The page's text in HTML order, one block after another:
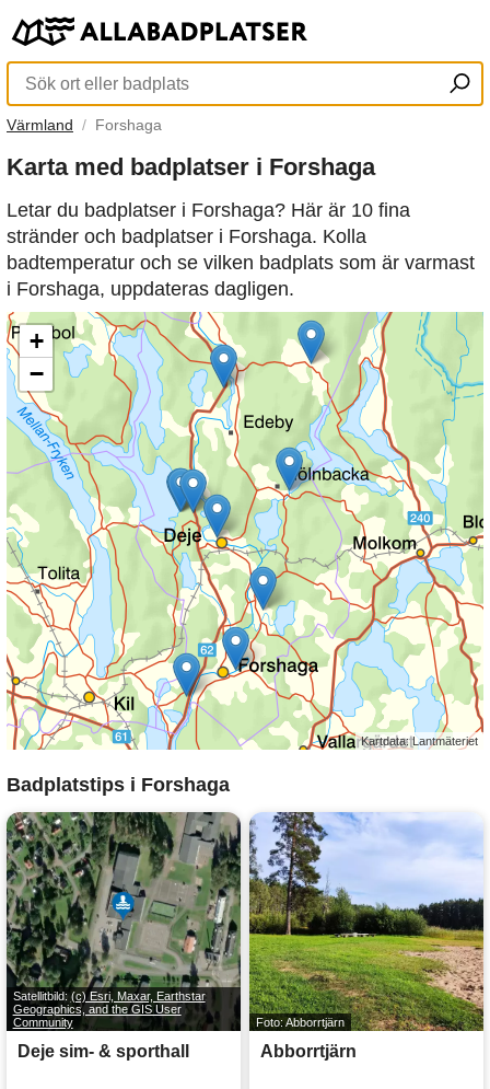
Värmland Forshaga
Karta med badplatser i Forshaga
Letar du badplatser i Forshaga? Här är 10 fina
stränder och badplatser i Forshaga. Kolla
badtemperatur och se vilken badplats som är varmast
i Forshaga, uppdateras dagligen.
+
−
Kartdata: Lantmäteriet
Badplatstips i Forshaga
Satellitbild:(c) Esri, Maxar, Earthstar
Geographics, and the GIS User
Community
Deje sim- & sporthall
Foto: Abborrtjärn
Abborrtjärn